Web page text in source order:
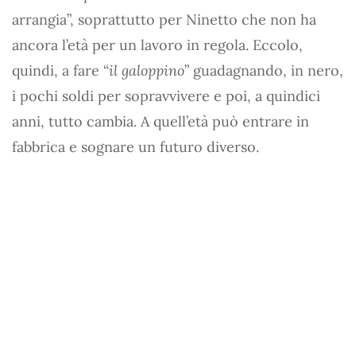
arrangia”, soprattutto per Ninetto che non ha
ancora l’età per un lavoro in regola. Eccolo,
quindi, a fare “il galoppino” guadagnando, in nero,
i pochi soldi per sopravvivere e poi, a quindici
anni, tutto cambia. A quell’età può entrare in
fabbrica e sognare un futuro diverso.